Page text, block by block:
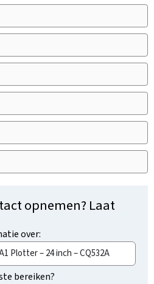
opnemen? Laat
over:
bereiken?